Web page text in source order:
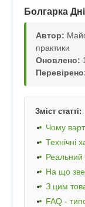
Болгарка
Автор:
практики
Оновлено:
Зміст статті:
Чому
Технічні
Реальний
На що
З цим
FAQ -